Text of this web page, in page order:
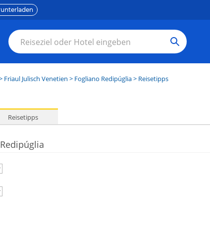
Friaul Julisch Venetien > Fogliano Redipúglia> Reisetipps
Reisetipps